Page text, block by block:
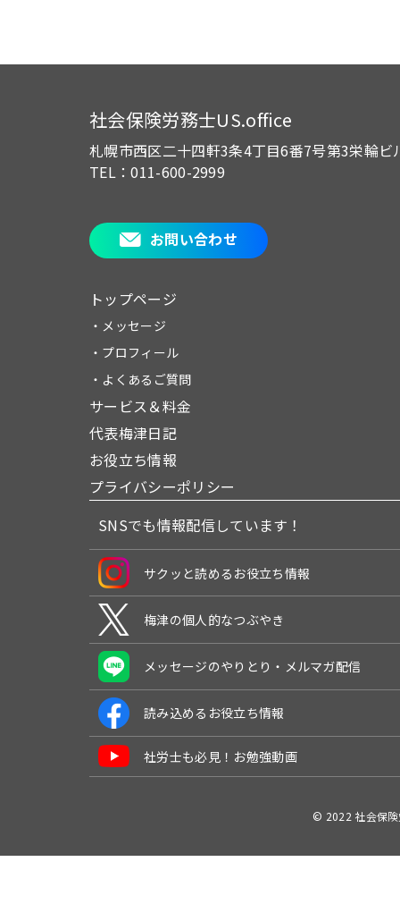
社会保険労務士US.office
札幌市西区二十四軒3条4丁目6番7号第3栄輪ビ
TEL：011-600-2999
お問い合わせ
トップページ
・メッセージ
・プロフィール
・よくあるご質問
サービス＆料金
代表梅津日記
お役立ち情報
プライバシーポリシー
SNSでも情報配信しています！
サクッと読めるお役立ち情報
梅津の個人的なつぶやき
メッセージのやりとり・メルマガ配信
読み込めるお役立ち情報
社労士も必見！お勉強動画
© 2022 社会保